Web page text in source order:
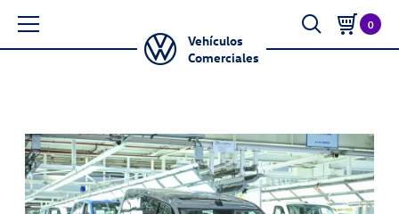
0
Vehículos
Comerciales